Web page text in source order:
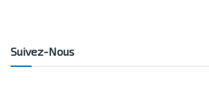
Suivez-Nous